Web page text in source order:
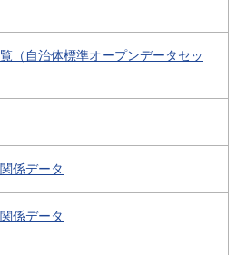
（自治体標準オープンデータセッ
係データ
係データ